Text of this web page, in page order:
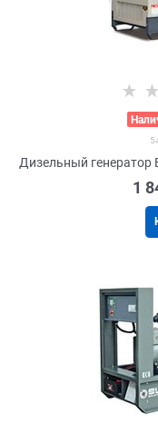
Дизельный генератор
1